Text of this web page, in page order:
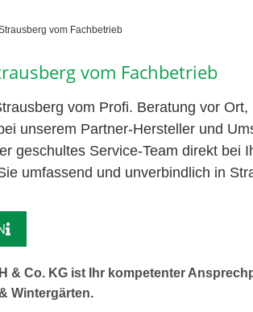
vom Fachbetrieb
vom Fachbetrieb
vom Profi. Beratung vor Ort,
unserem Partner-Hersteller und
geschultes Service-Team direkt bei
umfassend und unverbindlich in
& Co. KG ist Ihr kompetenter
Wintergärten.